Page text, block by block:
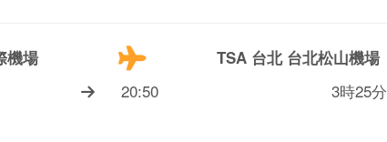
機場 TSA 台北 台北松山機場
20:50 3時25分